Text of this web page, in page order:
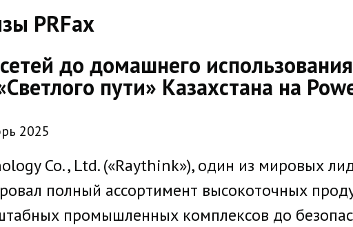
PRFax
до домашнего
пути» Казахстана на
2025
Co., Ltd. («Raythink»), один из мировых
полный ассортимент высокоточных
промышленных комплексов до